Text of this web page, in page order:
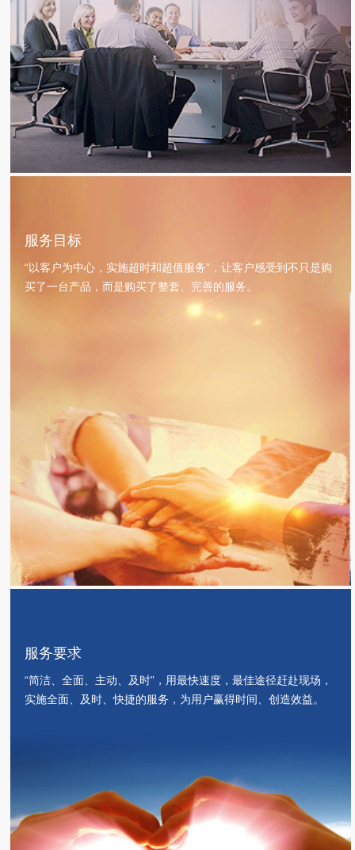
服务目标
“以客户为中心，实施超时和超值服务”，让客户感受到不只是购
买了一台产品，而是购买了整套、完善的服务。
服务要求
“简洁、全面、主动、及时”，用最快速度，最佳途径赶赴现场，
实施全面、及时、快捷的服务，为用户赢得时间、创造效益。